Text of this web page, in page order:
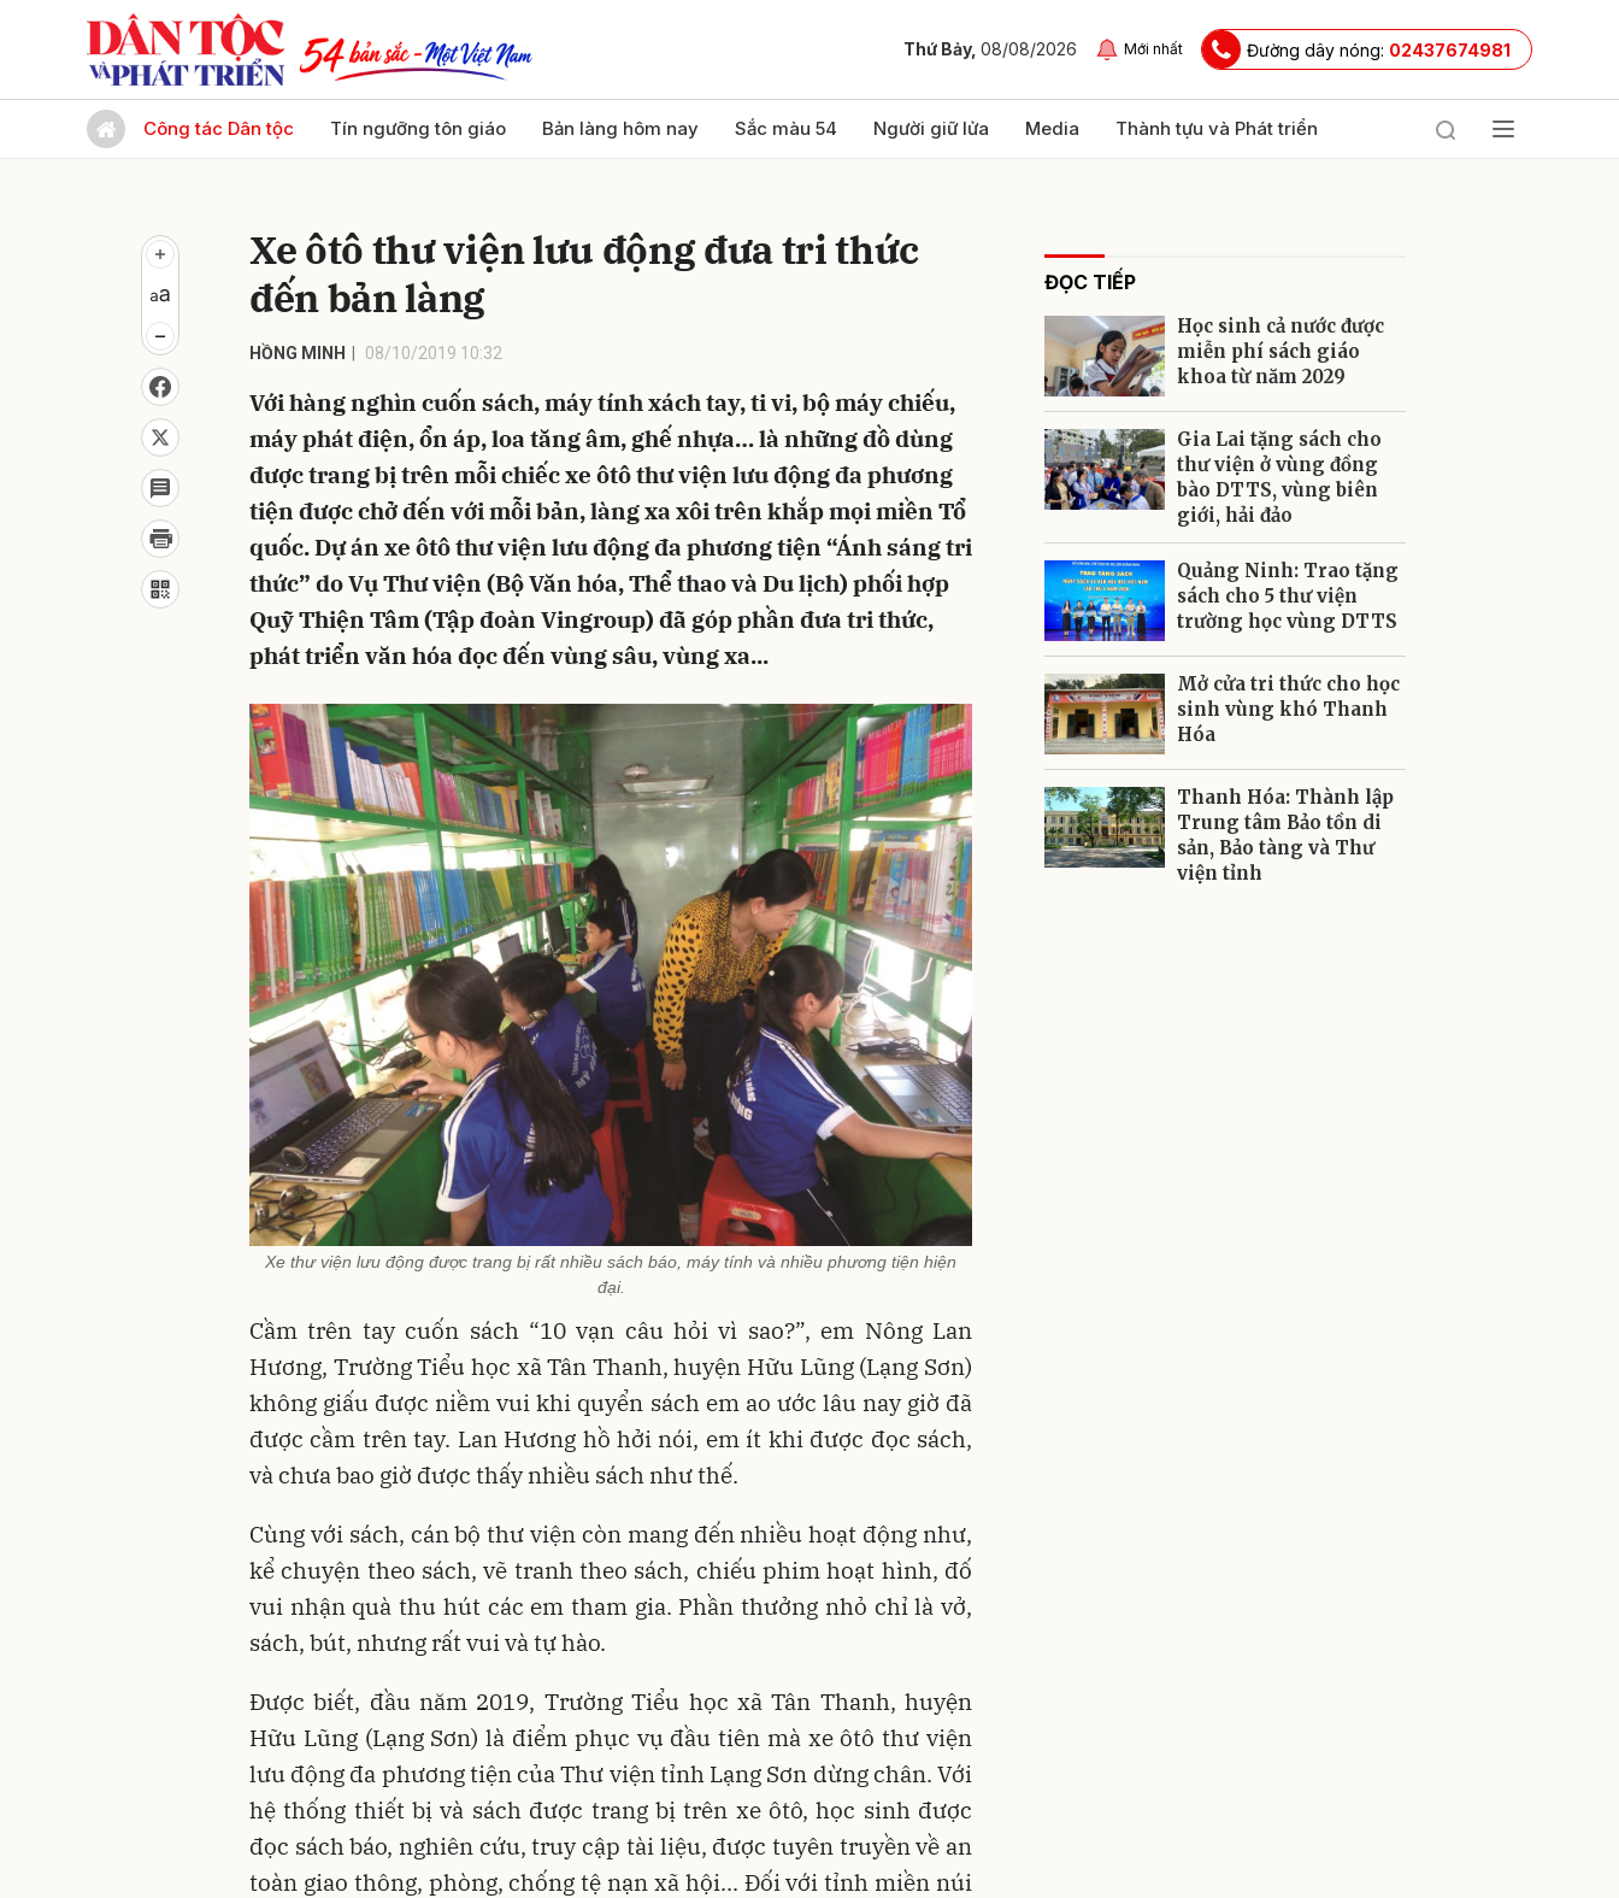
Thứ Bảy, 08/08/2026 Mới nhất Đường dây nóng: 02437674981
Công tác Dân tộc Tín ngưỡng tôn giáo Bản làng hôm nay Sắc màu 54 Người giữ lửa Media Thành tựu và Phát triển
Xe ôtô thư viện lưu động đưa tri thức
đến bản làng
HỒNG MINH 08/10/2019 10:32
Với hàng nghìn cuốn sách, máy tính xách tay, ti vi, bộ máy chiếu,
máy phát điện, ổn áp, loa tăng âm, ghế nhựa… là những đồ dùng
được trang bị trên mỗi chiếc xe ôtô thư viện lưu động đa phương
tiện được chở đến với mỗi bản, làng xa xôi trên khắp mọi miền Tổ
quốc. Dự án xe ôtô thư viện lưu động đa phương tiện “Ánh sáng tri
thức” do Vụ Thư viện (Bộ Văn hóa, Thể thao và Du lịch) phối hợp
Quỹ Thiện Tâm (Tập đoàn Vingroup) đã góp phần đưa tri thức,
phát triển văn hóa đọc đến vùng sâu, vùng xa...
Xe thư viện lưu động được trang bị rất nhiều sách báo, máy tính và nhiều phương tiện hiện
đại.
Cầm trên tay cuốn sách “10 vạn câu hỏi vì sao?”, em Nông Lan
Hương, Trường Tiểu học xã Tân Thanh, huyện Hữu Lũng (Lạng Sơn)
không giấu được niềm vui khi quyển sách em ao ước lâu nay giờ đã
được cầm trên tay. Lan Hương hồ hởi nói, em ít khi được đọc sách,
và chưa bao giờ được thấy nhiều sách như thế.
Cùng với sách, cán bộ thư viện còn mang đến nhiều hoạt động như,
kể chuyện theo sách, vẽ tranh theo sách, chiếu phim hoạt hình, đố
vui nhận quà thu hút các em tham gia. Phần thưởng nhỏ chỉ là vở,
sách, bút, nhưng rất vui và tự hào.
Được biết, đầu năm 2019, Trường Tiểu học xã Tân Thanh, huyện
Hữu Lũng (Lạng Sơn) là điểm phục vụ đầu tiên mà xe ôtô thư viện
lưu động đa phương tiện của Thư viện tỉnh Lạng Sơn dừng chân. Với
hệ thống thiết bị và sách được trang bị trên xe ôtô, học sinh được
đọc sách báo, nghiên cứu, truy cập tài liệu, được tuyên truyền về an
toàn giao thông, phòng, chống tệ nạn xã hội... Ðối với tỉnh miền núi
ĐỌC TIẾP
Học sinh cả nước được
miễn phí sách giáo
khoa từ năm 2029
Gia Lai tặng sách cho
thư viện ở vùng đồng
bào DTTS, vùng biên
giới, hải đảo
Quảng Ninh: Trao tặng
sách cho 5 thư viện
trường học vùng DTTS
Mở cửa tri thức cho học
sinh vùng khó Thanh
Hóa
Thanh Hóa: Thành lập
Trung tâm Bảo tồn di
sản, Bảo tàng và Thư
viện tỉnh
Gửi bình luận
Gửi